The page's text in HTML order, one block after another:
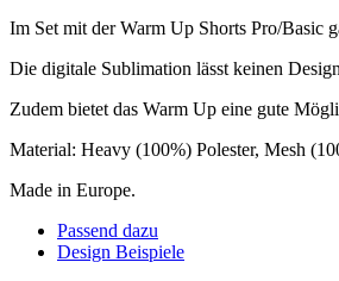
Im Set mit der Warm Up Shorts Pro/Basic
Die digitale Sublimation lässt keinen
Zudem bietet das Warm Up eine gute
Material: Heavy (100%) Polester, Mesh
Made in Europe.
Passend dazu
Design Beispiele